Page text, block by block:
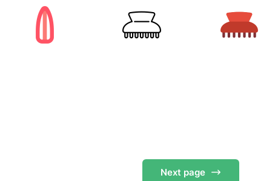
Next page